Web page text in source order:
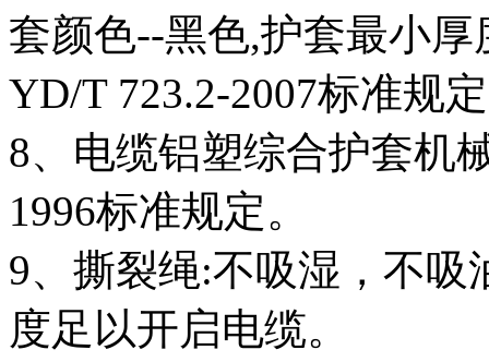
套颜色--黑色,护套最小
YD/T 723.2-2007标准规
8、电缆铝塑综合护套机
1996标准规定。
9、撕裂绳:不吸湿，不
度足以开启电缆。